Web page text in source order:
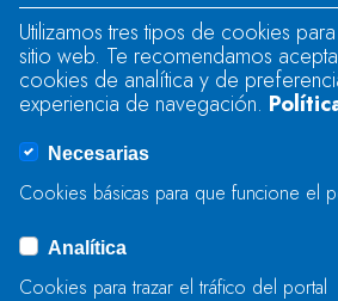
There was an error when
"text" field.
There was an error when
Utilizamos tres tipos de cookies
sitio web. Te recomendamos
cookies de analítica y de
experiencia de navegación.
Necesarias
Cookies básicas para que funcione el
Analítica
Cookies para trazar el tráfico del portal